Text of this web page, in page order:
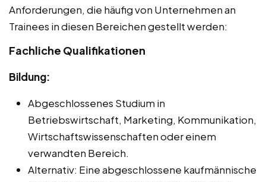
Anforderungen, die häufig von Unternehmen an
Trainees in diesen Bereichen gestellt werden:
Fachliche Qualifikationen
Bildung:
Abgeschlossenes Studium in
Betriebswirtschaft, Marketing, Kommunikation,
Wirtschaftswissenschaften oder einem
verwandten Bereich.
Alternativ: Eine abgeschlossene kaufmännische